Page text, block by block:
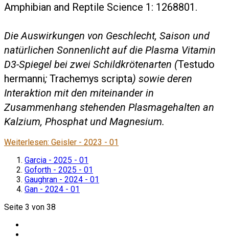
Amphibian and Reptile Science 1: 1268801.
Die Auswirkungen von Geschlecht, Saison und
natürlichen Sonnenlicht auf die Plasma Vitamin
D3-Spiegel bei zwei Schildkrötenarten (Testudo
hermanni; Trachemys scripta) sowie deren
Interaktion mit den miteinander in
Zusammenhang stehenden Plasmagehalten an
Kalzium, Phosphat und Magnesium.
Weiterlesen: Geisler - 2023 - 01
Garcia - 2025 - 01
Goforth - 2025 - 01
Gaughran - 2024 - 01
Gan - 2024 - 01
Seite 3 von 38